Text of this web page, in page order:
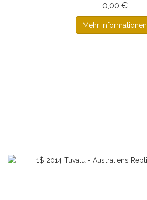
0,00 €
Mehr Informationen